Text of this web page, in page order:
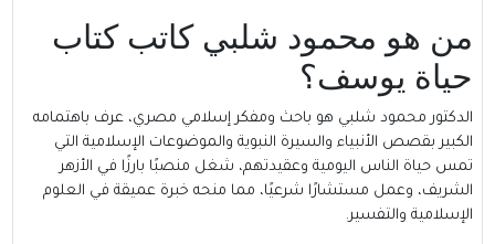
من هو محمود شلبي كاتب كتاب
حياة يوسف؟
الدكتور محمود شلبي هو باحث ومفكر إسلامي مصري، عرف باهتمامه
الكبير بقصص الأنبياء والسيرة النبوية والموضوعات الإسلامية التي
تمس حياة الناس اليومية وعقيدتهم، شغل منصبًا بارزًا في الأزهر
الشريف، وعمل مستشارًا شرعيًا، مما منحه خبرة عميقة في العلوم
الإسلامية والتفسير.